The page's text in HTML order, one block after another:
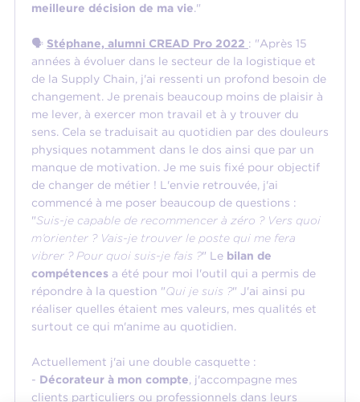
meilleure décision de ma vie."
🗣️ Stéphane, alumni CREAD Pro 2022 : "Après 15
années à évoluer dans le secteur de la logistique et
de la Supply Chain, j'ai ressenti un profond besoin de
changement. Je prenais beaucoup moins de plaisir à
me lever, à exercer mon travail et à y trouver du
sens. Cela se traduisait au quotidien par des douleurs
physiques notamment dans le dos ainsi que par un
manque de motivation. Je me suis fixé pour objectif
de changer de métier ! L'envie retrouvée, j'ai
commencé à me poser beaucoup de questions :
"Suis-je capable de recommencer à zéro ? Vers quoi
m’orienter ? Vais-je trouver le poste qui me fera
vibrer ? Pour quoi suis-je fais ?" Le bilan de
compétencesa été pour moi l'outil qui a permis de
répondre à la question "Qui je suis ?" J'ai ainsi pu
réaliser quelles étaient mes valeurs, mes qualités et
surtout ce qui m'anime au quotidien.
Actuellement j'ai une double casquette :
- Décorateur à mon compte, j'accompagne mes
clients particuliers ou professionnels dans leurs